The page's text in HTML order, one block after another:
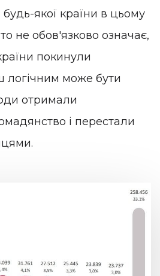
якої країни в цьому
не обов'язково означає,
покинули
логічним може бути
отримали
і перестали